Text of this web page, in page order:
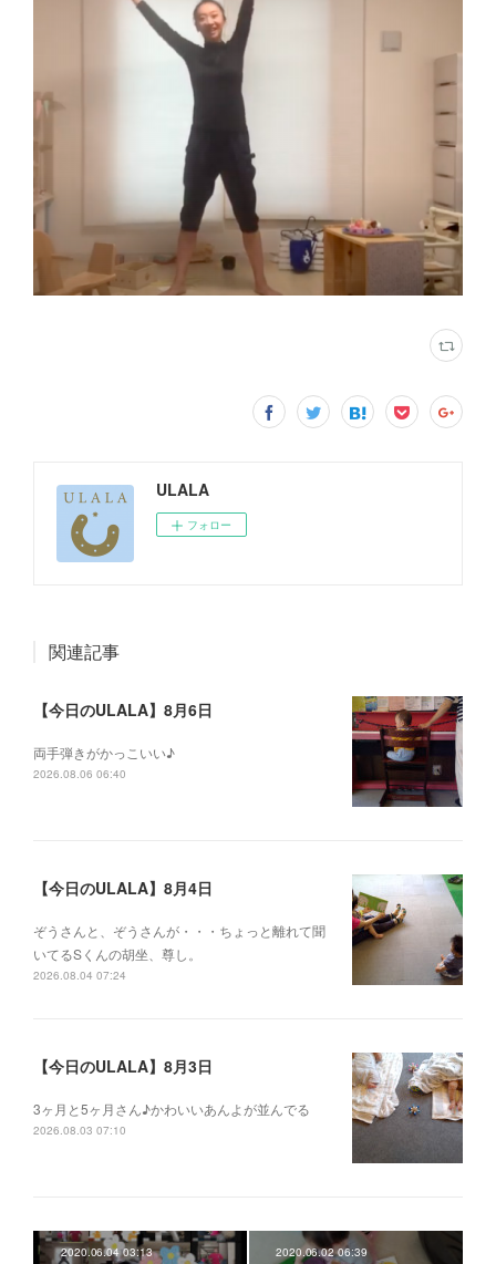
ULALA
フォロー
関連記事
【今日のULALA】8月6日
両手弾きがかっこいい♪
2026.08.06 06:40
【今日のULALA】8月4日
ぞうさんと、ぞうさんが・・・ちょっと離れて聞
いてるSくんの胡坐、尊し。
2026.08.04 07:24
【今日のULALA】8月3日
3ヶ月と5ヶ月さん♪かわいいあんよが並んでる
2026.08.03 07:10
2020.06.04 03:13 2020.06.02 06:39